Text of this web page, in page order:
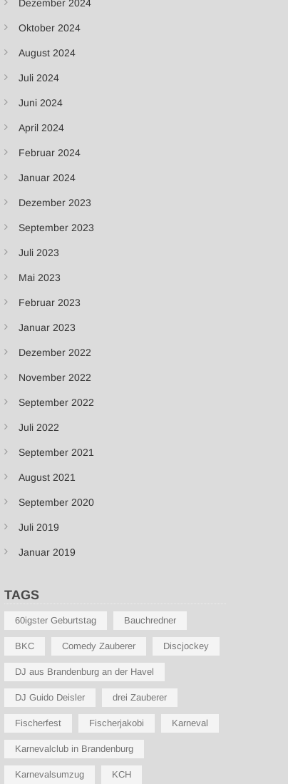
Dezember 2024
Oktober 2024
August 2024
Juli 2024
Juni 2024
April 2024
Februar 2024
Januar 2024
Dezember 2023
September 2023
Juli 2023
Mai 2023
Februar 2023
Januar 2023
Dezember 2022
November 2022
September 2022
Juli 2022
September 2021
August 2021
September 2020
Juli 2019
Januar 2019
TAGS
60igster Geburtstag Bauchredner
BKC Comedy Zauberer Discjockey
DJ aus Brandenburg an der Havel
DJ Guido Deisler drei Zauberer
Fischerfest Fischerjakobi Karneval
Karnevalclub in Brandenburg
Karnevalsumzug KCH